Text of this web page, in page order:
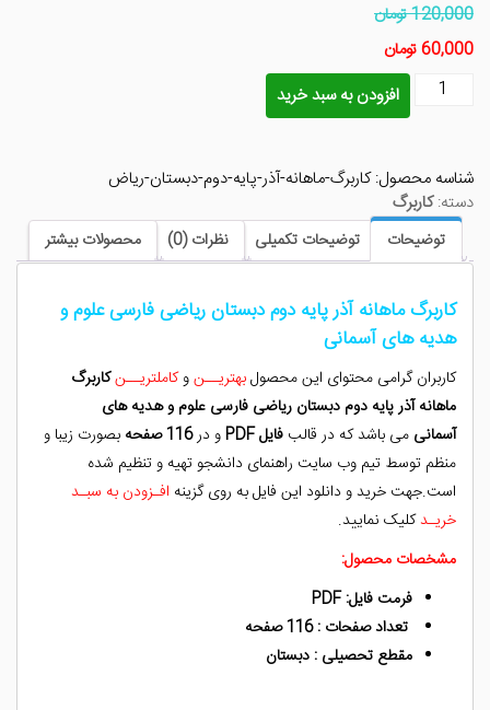
120,000 تومان
60,000 تومان
کاربرگ
دوم
دبستان
ریاضی
فارسی
های
آسمانی
افزودن به سبد خرید
شناسه محصول:کاربرگ-ماهانه-آذر-پایه-دوم-دبستان-ریاض
دسته:کاربرگ
توضیحات توضیحات تکمیلی نظرات (0) محصولات بیشتر
کاربرگ ماهانه آذر پایه دوم دبستان ریاضی فارسی علوم و
هدیه های آسمانی
کاربران گرامی محتوای این محصولبهتریــنوکاملتریــنکاربرگ
ماهانه آذر پایه دوم دبستان ریاضی فارسی علوم و هدیه های
آسمانی می باشد که در قالب فایل PDF و در116 صفحه
بصورت زیبا و
منظم توسط تیم وب سایت راهنمای دانشجو تهیه و تنظیم شده
است.جهت خرید و دانلود این فایل به روی گزینه افـزودن به سبـد
خریـدکلیک نمایید.
مشخصات محصول:
فرمت فایل: PDF
تعداد صفحات : 116 صفحه
مقطع تحصیلی : دبستان